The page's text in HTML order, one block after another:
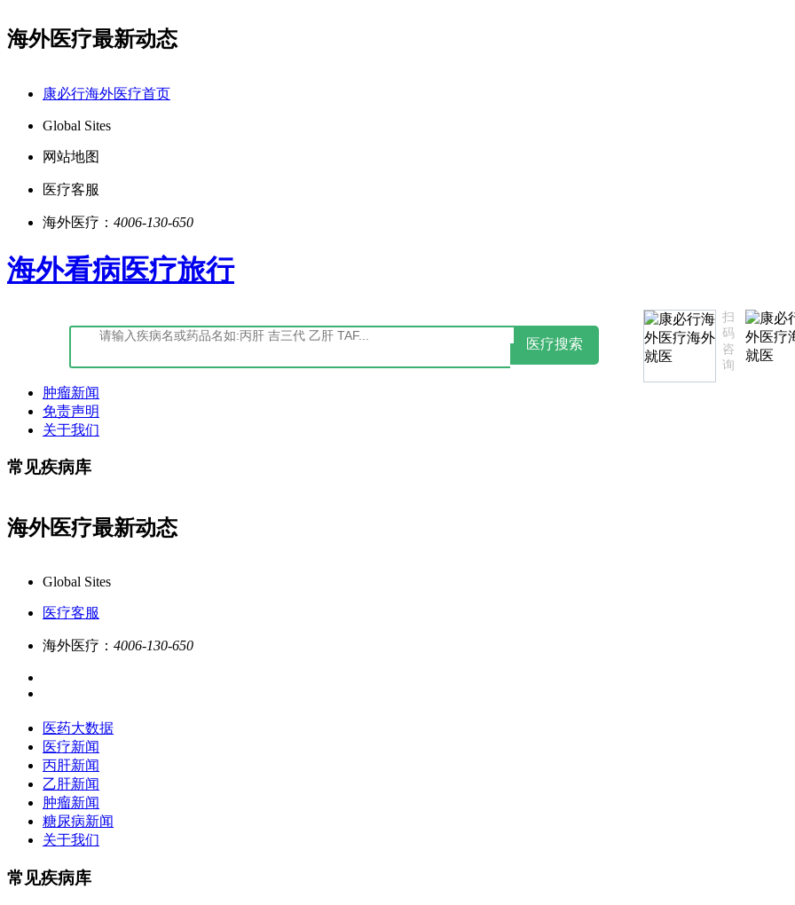
海外医疗最新动态
康必行海外医疗首页
Global Sites
网站地图
医疗客服
海外医疗： 4006-130-650
海外看病医疗旅行
医疗搜索
扫
码
咨
询
肿瘤新闻
免责声明
关于我们
常见疾病库
海外医疗最新动态
Global Sites
医疗客服
海外医疗： 4006-130-650
医药大数据
医疗新闻
丙肝新闻
乙肝新闻
肿瘤新闻
糖尿病新闻
关于我们
常见疾病库